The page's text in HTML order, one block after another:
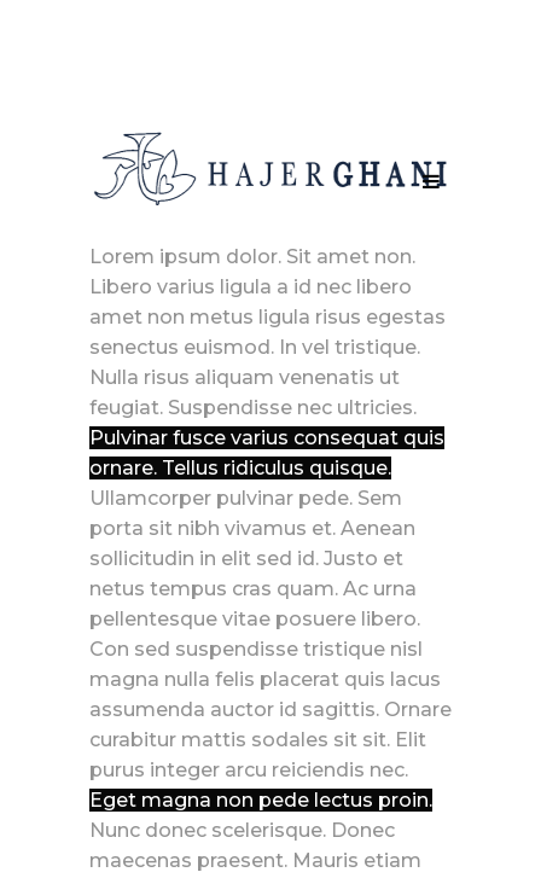
Lorem ipsum dolor. Sit amet non.
Libero varius ligula a id nec libero
amet non metus ligula risus egestas
senectus euismod. In vel tristique.
Nulla risus aliquam venenatis ut
feugiat. Suspendisse nec ultricies.
Pulvinar fusce varius consequat quis
ornare. Tellus ridiculus quisque.
Ullamcorper pulvinar pede. Sem
porta sit nibh vivamus et. Aenean
sollicitudin in elit sed id. Justo et
netus tempus cras quam. Ac urna
pellentesque vitae posuere libero.
Con sed suspendisse tristique nisl
magna nulla felis placerat quis lacus
assumenda auctor id sagittis. Ornare
curabitur mattis sodales sit sit. Elit
purus integer arcu reiciendis nec.
Eget magna non pede lectus proin.
Nunc donec scelerisque. Donec
maecenas praesent. Mauris etiam